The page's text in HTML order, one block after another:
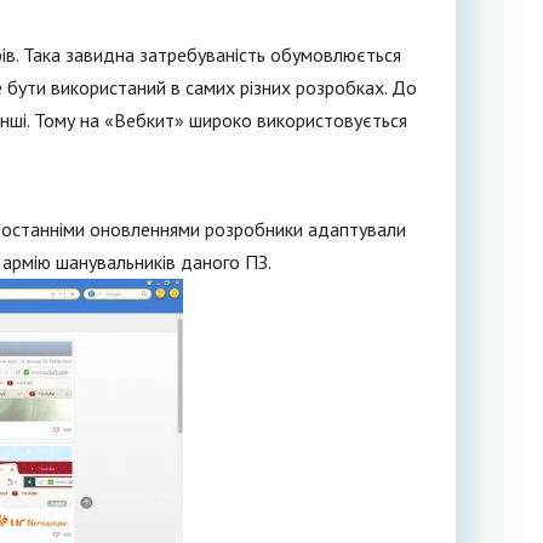
Така завидна затребуваність обумовлюється
використаний в самих різних розробках. До
Тому на «Вебкит» широко використовується
оновленнями розробники адаптували
шанувальників даного ПЗ.